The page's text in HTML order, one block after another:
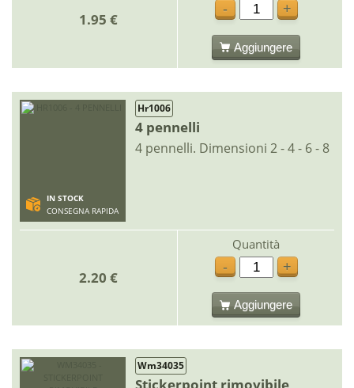
1.95 €
-
+
Aggiungere
IN STOCK
CONSEGNA RAPIDA
Hr1006
4 pennelli
4 pennelli. Dimensioni 2 - 4 - 6 - 8
2.20 €
Quantità
-
+
Aggiungere
Wm34035